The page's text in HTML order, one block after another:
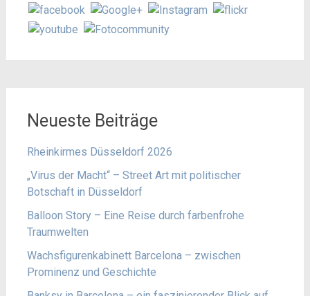
Neueste Beiträge
Rheinkirmes Düsseldorf 2026
„Virus der Macht“ – Street Art mit politischer
Botschaft in Düsseldorf
Balloon Story – Eine Reise durch farbenfrohe
Traumwelten
Wachsfigurenkabinett Barcelona – zwischen
Prominenz und Geschichte